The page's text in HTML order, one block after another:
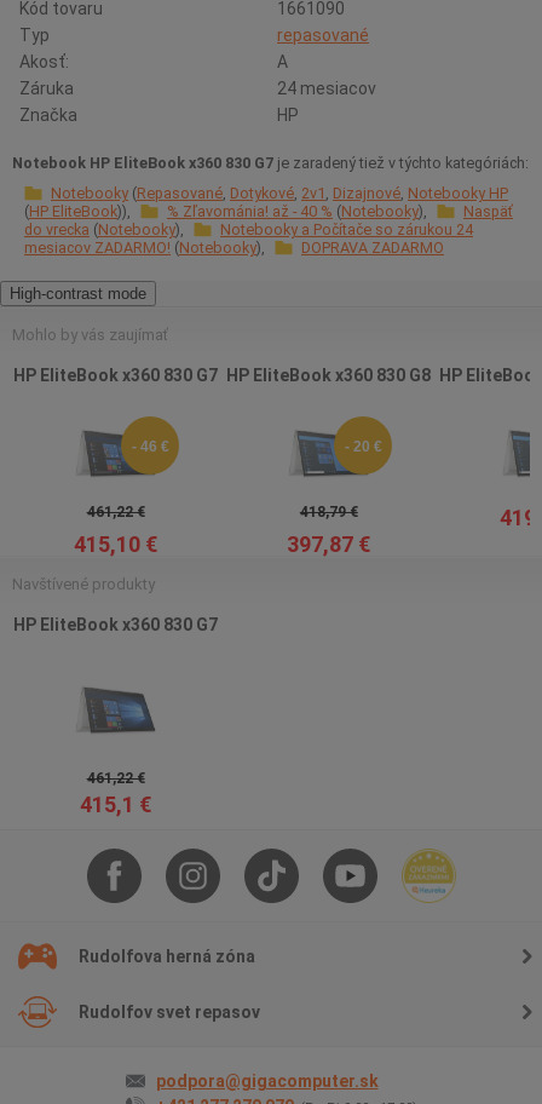
Kód tovaru
1661090
Typ
repasované
Akosť:
A
Záruka
24 mesiacov
Značka
HP
Notebook HP EliteBook x360 830 G7 je zaradený tiež v týchto kategóriách:
Notebooky Repasované Dotykové 2v1 Dizajnové Notebooky HP
HP EliteBook
% Zľavománia! až - 40 % Notebooky
Naspäť
do vrecka Notebooky
Notebooky a Počítače so zárukou 24
mesiacov ZADARMO! Notebooky DOPRAVA ZADARMO
High-contrast mode
Mohlo by vás zaujímať
HP EliteBook x360 830 G7
- 46 €
461,22 €
415,10 €
HP EliteBook x360 830 G8
- 20 €
418,79 €
397,87 €
HP
Navštívené produkty
HP EliteBook x360 830 G7
461,22 €
415,1 €
Rudolfova herná zóna
Rudolfov svet repasov
podpora@gigacomputer.sk